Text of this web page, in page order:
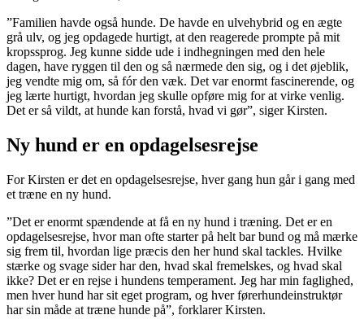
”Familien havde også hunde. De havde en ulvehybrid og en ægte
grå ulv, og jeg opdagede hurtigt, at den reagerede prompte på mit
kropssprog. Jeg kunne sidde ude i indhegningen med den hele
dagen, have ryggen til den og så nærmede den sig, og i det øjeblik,
jeg vendte mig om, så fór den væk. Det var enormt fascinerende, og
jeg lærte hurtigt, hvordan jeg skulle opføre mig for at virke venlig.
Det er så vildt, at hunde kan forstå, hvad vi gør”, siger Kirsten.
Ny hund er en opdagelsesrejse
For Kirsten er det en opdagelsesrejse, hver gang hun går i gang med
et træne en ny hund.
”Det er enormt spændende at få en ny hund i træning. Det er en
opdagelsesrejse, hvor man ofte starter på helt bar bund og må mærke
sig frem til, hvordan lige præcis den her hund skal tackles. Hvilke
stærke og svage sider har den, hvad skal fremelskes, og hvad skal
ikke? Det er en rejse i hundens temperament. Jeg har min faglighed,
men hver hund har sit eget program, og hver førerhundeinstruktør
har sin måde at træne hunde på”, forklarer Kirsten.